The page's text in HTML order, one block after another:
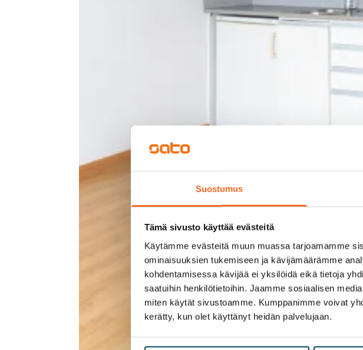
Suostumus
Tämä sivusto käyttää evästeitä
Käytämme evästeitä muun muassa tarjoamamme
ominaisuuksien tukemiseen ja kävijämäärämme
kohdentamisessa kävijää ei yksilöidä eikä tietoja
saatuihin henkilötietoihin. Jaamme sosiaalisen
miten käytät sivustoamme. Kumppanimme voivat
kerätty, kun olet käyttänyt heidän palvelujaan.